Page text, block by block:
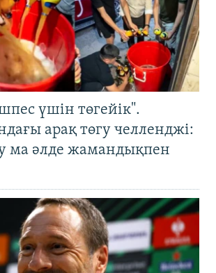
үшін төгейік".
арақ төгу челленджі:
әлде жамандықпен